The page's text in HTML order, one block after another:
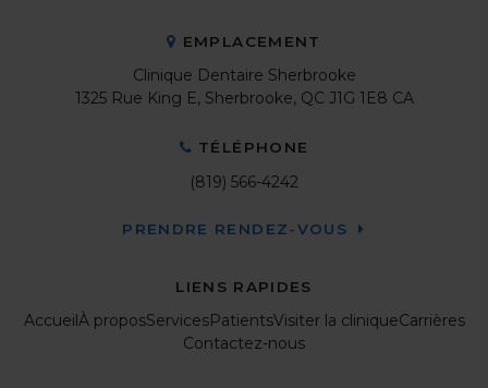
EMPLACEMENT
Clinique Dentaire Sherbrooke
1325 Rue King E Sherbrooke QC J1G 1E8 CA
TÉLÉPHONE
(819) 566-4242
PRENDRE RENDEZ-VOUS
LIENS RAPIDES
Accueil À proposServicesPatientsVisiter la cliniqueCarrières
Contactez-nous